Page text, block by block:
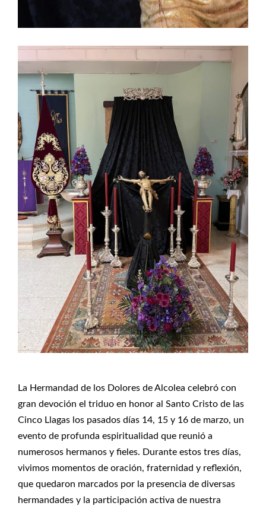
La Hermandad de los Dolores de Alcolea celebró con
gran devoción el triduo en honor al Santo Cristo de las
Cinco Llagas los pasados días 14, 15 y 16 de marzo, un
evento de profunda espiritualidad que reunió a
numerosos hermanos y fieles. Durante estos tres días,
vivimos momentos de oración, fraternidad y reflexión,
que quedaron marcados por la presencia de diversas
hermandades y la participación activa de nuestra